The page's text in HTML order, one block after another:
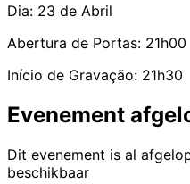
Dia: 23 de Abril
Abertura de Portas: 21h00
Início de Gravação: 21h30
Evenement
Dit evenement is al
beschikbaar